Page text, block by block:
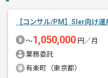
【コンサル/PM】SIer向け
〜1,050,000 円／月
業務委託
有楽町（東京都）